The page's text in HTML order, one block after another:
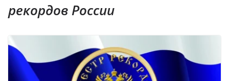
рекордов России